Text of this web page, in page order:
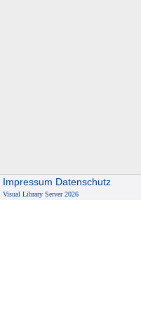
Impressum Datenschutz
Visual Library Server 2026